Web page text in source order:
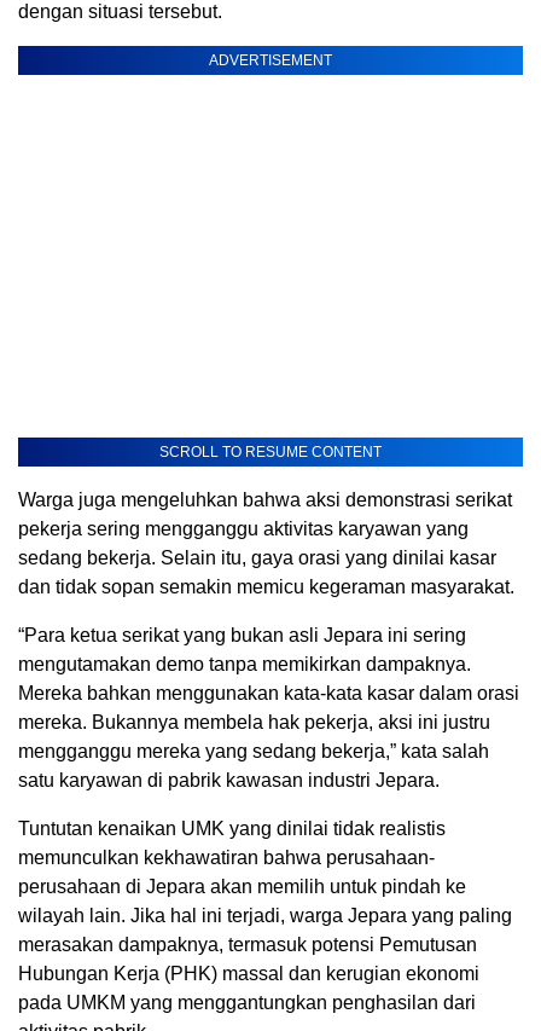
dengan situasi tersebut.
ADVERTISEMENT
SCROLL TO RESUME CONTENT
Warga juga mengeluhkan bahwa aksi demonstrasi serikat
pekerja sering mengganggu aktivitas karyawan yang
sedang bekerja. Selain itu, gaya orasi yang dinilai kasar
dan tidak sopan semakin memicu kegeraman masyarakat.
“Para ketua serikat yang bukan asli Jepara ini sering
mengutamakan demo tanpa memikirkan dampaknya.
Mereka bahkan menggunakan kata-kata kasar dalam orasi
mereka. Bukannya membela hak pekerja, aksi ini justru
mengganggu mereka yang sedang bekerja,” kata salah
satu karyawan di pabrik kawasan industri Jepara.
Tuntutan kenaikan UMK yang dinilai tidak realistis
memunculkan kekhawatiran bahwa perusahaan-
perusahaan di Jepara akan memilih untuk pindah ke
wilayah lain. Jika hal ini terjadi, warga Jepara yang paling
merasakan dampaknya, termasuk potensi Pemutusan
Hubungan Kerja (PHK) massal dan kerugian ekonomi
pada UMKM yang menggantungkan penghasilan dari